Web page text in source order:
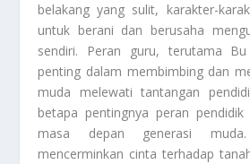
belakang yang sulit, karakter-
untuk berani dan berusaha
sendiri. Peran guru, terutama
penting dalam membimbing dan
muda melewati tantangan
betapa pentingnya peran
masa depan generasi
mencerminkan cinta terhadap